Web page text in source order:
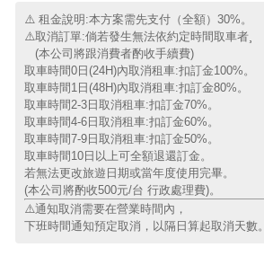
⚠️ 租金說明:本方案需先支付（全額）30%。
⚠️取消訂單:倘若發生無法依約定時間取車者¸
(本公司將跟消費者酌收手續費)
取車時間0日(24H)內取消租車:扣訂金100%。
取車時間1日 (48H)內取消租車:扣訂金80% 。
取車時間2-3日取消租車:扣訂金70% 。
取車時間4-6日取消租車:扣訂金60% 。
取車時間7-9日取消租車:扣訂金50% 。
取車時間10日以上可全額退還訂金 。
若無法更改旅遊日期或當年度使用完畢。
(本公司將酌收500元/台 行政處理費)。
⚠️通知取消需要在營業時間內，
下班時間通知預定取消，以隔日算起取消天數。